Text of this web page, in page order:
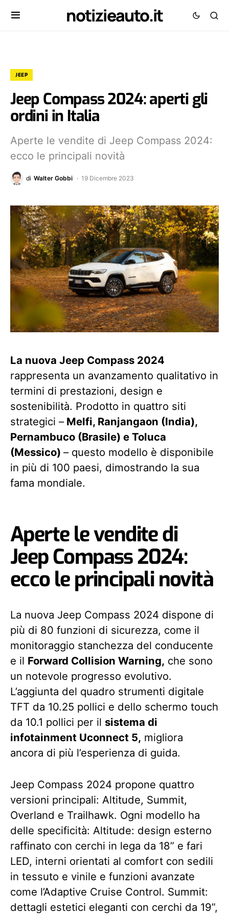
notizieauto.it
JEEP
Jeep Compass 2024: aperti gli
ordini in Italia
Aperte le vendite di Jeep Compass 2024:
ecco le principali novità
di Walter Gobbi 19 Dicembre 2023
La nuova Jeep Compass 2024
rappresenta un avanzamento qualitativo in
termini di prestazioni, design e
sostenibilità. Prodotto in quattro siti
strategici –Melfi, Ranjangaon (India),
Pernambuco (Brasile) e Toluca
(Messico) – questo modello è disponibile
in più di 100 paesi, dimostrando la sua
fama mondiale.
Aperte le vendite di
Jeep Compass 2024:
ecco le principali novità
La nuova Jeep Compass 2024 dispone di
più di 80 funzioni di sicurezza, come il
monitoraggio stanchezza del conducente
e il Forward Collision Warning, che sono
un notevole progresso evolutivo.
L’aggiunta del quadro strumenti digitale
TFT da 10.25 pollici e dello schermo touch
da 10.1 pollici per il sistema di
infotainment Uconnect 5, migliora
ancora di più l’esperienza di guida.
Jeep Compass 2024 propone quattro
versioni principali: Altitude, Summit,
Overland e Trailhawk. Ogni modello ha
delle specificità: Altitude: design esterno
raffinato con cerchi in lega da 18” e fari
LED, interni orientati al comfort con sedili
in tessuto e vinile e funzioni avanzate
come l’Adaptive Cruise Control. Summit:
dettagli estetici eleganti con cerchi da 19”,